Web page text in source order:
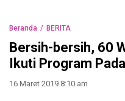
Beranda BERITA
Bersih-bersih, 60
Ikuti Program
16 Maret 2019 8:10 am